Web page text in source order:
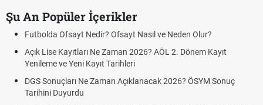
Şu An Popüler İçerikler
Futbolda Ofsayt Nedir? Ofsayt Nasıl ve Neden Olur?
Açık Lise Kayıtları Ne Zaman 2026? AÖL 2. Dönem Kayıt
Yenileme ve Yeni Kayıt Tarihleri
DGS Sonuçları Ne Zaman Açıklanacak 2026? ÖSYM Sonuç
Tarihini Duyurdu